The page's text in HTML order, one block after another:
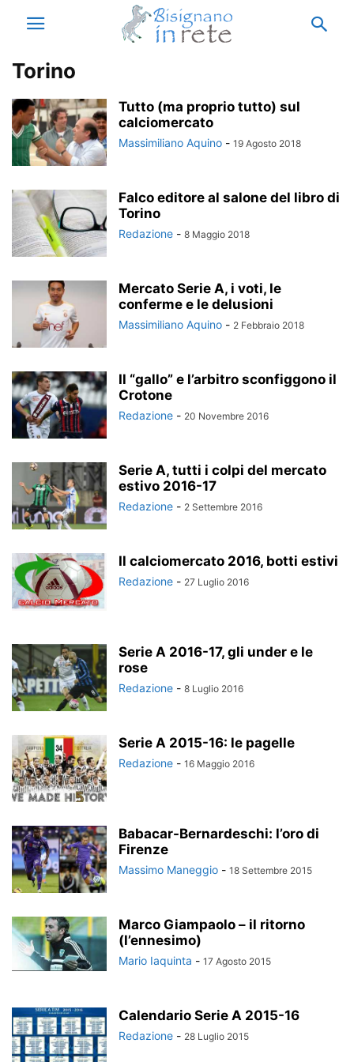
Torino
Tutto (ma proprio tutto) sul
calciomercato
Massimiliano Aquino - 19 Agosto 2018
Falco editore al salone del libro di
Torino
Redazione - 8 Maggio 2018
Mercato Serie A, i voti, le
conferme e le delusioni
Massimiliano Aquino - 2 Febbraio 2018
Il “gallo” e l’arbitro sconfiggono il
Crotone
Redazione - 20 Novembre 2016
Serie A, tutti i colpi del mercato
estivo 2016-17
Redazione - 2 Settembre 2016
Il calciomercato 2016, botti estivi
Redazione - 27 Luglio 2016
Serie A 2016-17, gli under e le
rose
Redazione - 8 Luglio 2016
Serie A 2015-16: le pagelle
Redazione - 16 Maggio 2016
Babacar-Bernardeschi: l’oro di
Firenze
Massimo Maneggio - 18 Settembre 2015
Marco Giampaolo – il ritorno
(l’ennesimo)
Mario Iaquinta - 17 Agosto 2015
Calendario Serie A 2015-16
Redazione - 28 Luglio 2015